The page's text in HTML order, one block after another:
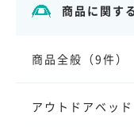
商品に関す
商品全般 （9件）
アウトドアベッ